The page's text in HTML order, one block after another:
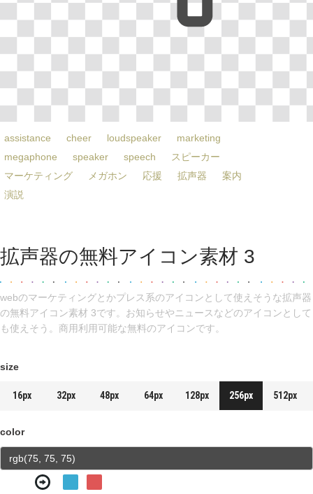
assistance cheer loudspeaker
marketing
megaphone
speaker speech
スピーカー
マーケティング
メガホン 応援 拡声器
案内
演説
拡声器の無料アイコン素材 3
webのマーケティングとかプレス系のアイコンとして使えそうな拡声器
の無料アイコン素材 3です。お知らせやニュースなどのアイコンとして
も使えそう。商用利用可能な無料のアイコンです。
size
16px 32px 48px 64px 128px 256px 512px
color